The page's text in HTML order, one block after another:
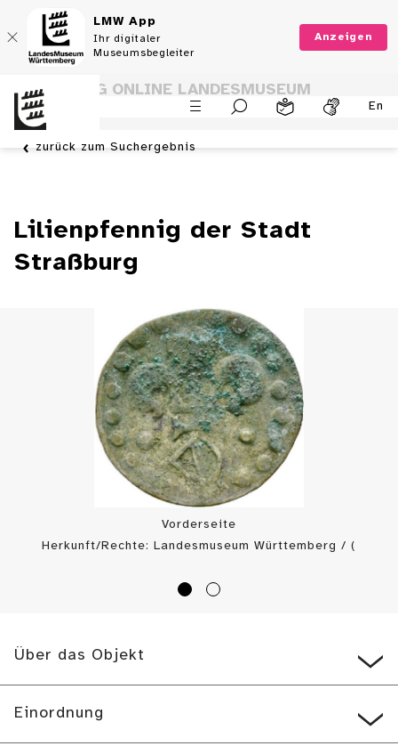
LMW App
Ihr digitaler
Museumsbegleiter
Anzeigen
En
SAMMLUNG ONLINE LANDESMUSEUM
WÜRTTEMBERG
zurück zum Suchergebnis
Lilienpfennig der Stadt
Straßburg
Vorderseite
Herkunft/Rechte: Landesmuseum Württemberg / (
Über das Objekt
Einordnung